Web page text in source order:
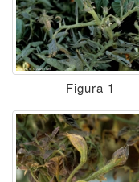
Figura 1